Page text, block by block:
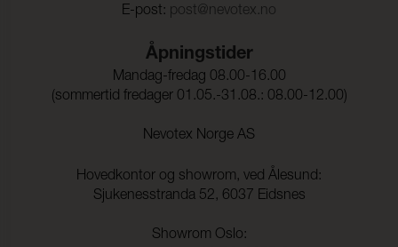
E-post: post@nevotex.no
Åpningstider
Mandag-fredag 08.00-16.00
(sommertid fredager 01.05.-31.08.: 08.00-12.00)
Nevotex Norge AS
Hovedkontor og showrom, ved Ålesund:
Sjukenesstranda 52, 6037 Eidsnes
Showrom Oslo: